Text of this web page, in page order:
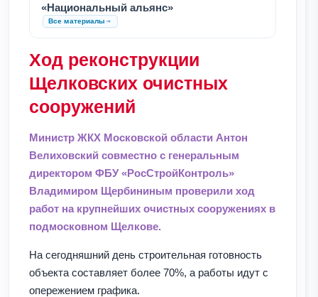
«Национальный альянс»
Все материалы
Ход реконструкции
Щелковских очистных
сооружений
Министр ЖКХ Московской области Антон
Велиховский совместно с генеральным
директором ФБУ «РосСтройКонтроль»
Владимиром Щербининым проверили ход
работ на крупнейших очистных сооружениях в
подмосковном Щелкове.
На сегодняшний день строительная готовность
объекта составляет более 70%, а работы идут с
опережением графика.